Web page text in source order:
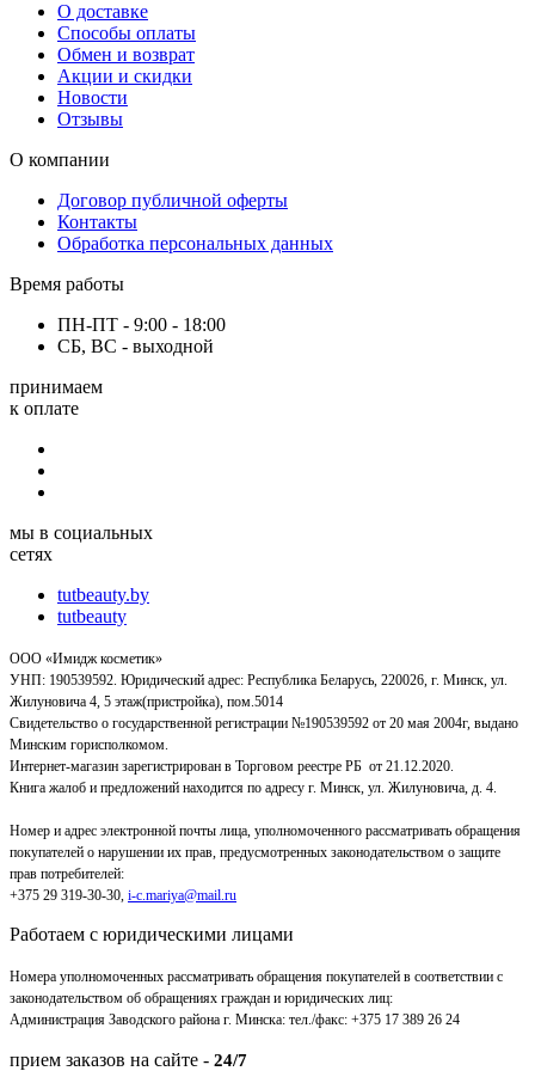
О доставке
Способы оплаты
Обмен и возврат
Акции и скидки
Новости
Отзывы
О компании
Договор публичной оферты
Контакты
Обработка персональных данных
Время работы
ПН-ПТ - 9:00 - 18:00
СБ, ВС - выходной
принимаем
к оплате
мы в социальных
сетях
tutbeauty.by
tutbeauty
ООО «Имидж косметик»
УНП: 190539592. Юридический адрес: Республика Беларусь, 220026, г. Минск, ул.
Жилуновича 4, 5 этаж(пристройка), пом.5014
Свидетельство о государственной регистрации №190539592 от 20 мая 2004г, выдано
Минским горисполкомом.
Интернет-магазин зарегистрирован в Торговом реестре РБ от 21.12.2020.
Книга жалоб и предложений находится по адресу г. Минск, ул. Жилуновича, д. 4.
Номер и адрес электронной почты лица, уполномоченного рассматривать обращения
покупателей о нарушении их прав, предусмотренных законодательством о защите
прав потребителей:
+375 29 319-30-30, i-c.mariya@mail.ru
Работаем с юридическими лицами
Номера уполномоченных рассматривать обращения покупателей в соответствии с
законодательством об обращениях граждан и юридических лиц:
Администрация Заводского района г. Минска: тел./факс: +375 17 389 26 24
прием заказов на сайте - 24/7